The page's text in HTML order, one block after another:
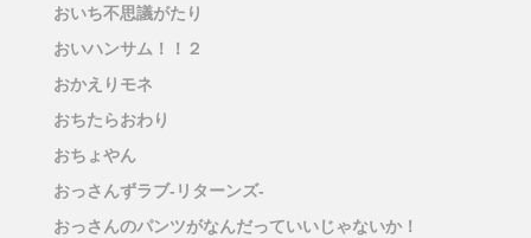
おいち不思議がたり
おいハンサム！！２
おかえりモネ
おちたらおわり
おちょやん
おっさんずラブ-リターンズ-
おっさんのパンツがなんだっていいじゃないか！